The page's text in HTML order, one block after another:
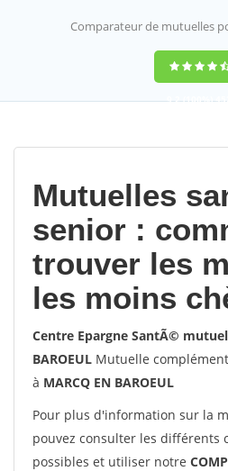
Comparateur de mutuelles
9,2(100%)
Mutuelles
senior :
trouver les
les moins
Centre Epargne SantÃ©
BAROEUL Mutuelle
à MARCQ EN BAROEUL
Pour plus d'information sur la
pouvez consulter les différents
possibles et utiliser notre